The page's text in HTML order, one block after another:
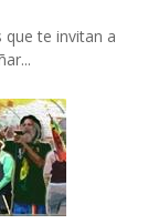
que te invitan a